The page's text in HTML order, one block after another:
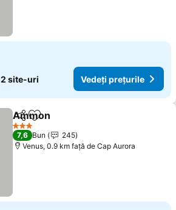
2 site-uri Vedeți prețurile
DistribuițiAdăugaţi la favorite
Ammon
3 Stele
7,6 Bun
245
Venus, 0.9 km faţă de Cap Aurora